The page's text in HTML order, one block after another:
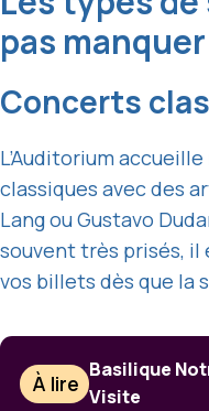
pas manquer
Concerts
L’Auditorium
classiques avec des
Lang ou Gustavo
souvent très prisés, il
vos billets dès que la
À lire
Basilique
Visite